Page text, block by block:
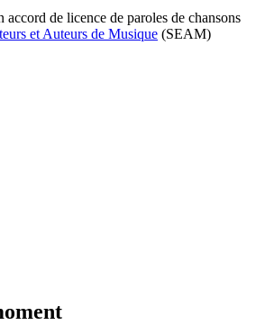
accord de licence de paroles de chansons
et Auteurs de Musique (SEAM)